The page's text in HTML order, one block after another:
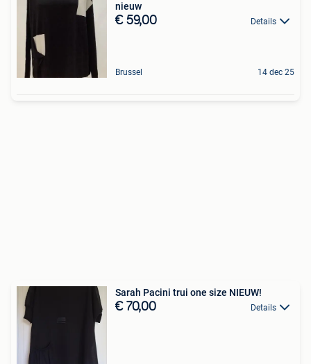
nieuw
€ 59,00 Details
Brussel 14 dec 25
Sarah Pacini trui one size NIEUW!
€ 70,00 Details